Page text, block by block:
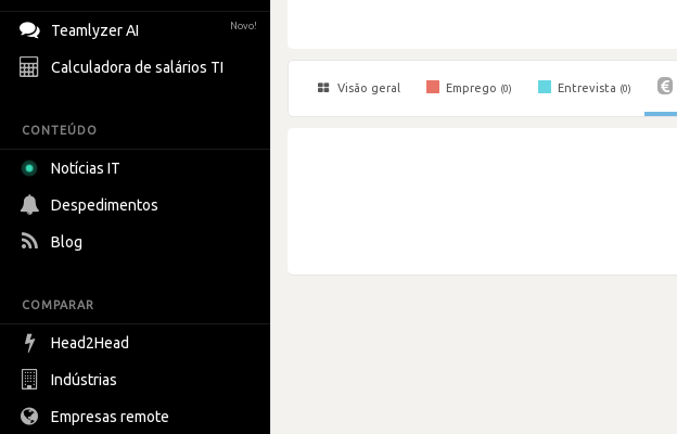
Teamlyzer AI Novo!
Calculadora de salários TI
CONTEÚDO
Notícias IT
Despedimentos
Blog
COMPARAR
Head2Head
Indústrias
Empresas remote
Visão geral Emprego (0) Entrevista (0)